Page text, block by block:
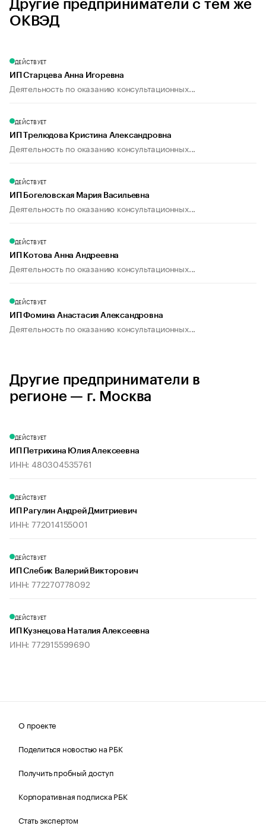
Другие предприниматели с тем же
ОКВЭД
ДЕЙСТВУЕТ
ИП Старцева Анна Игоревна
Деятельность по оказанию консультационных...
ДЕЙСТВУЕТ
ИП Трелюдова Кристина Александровна
Деятельность по оказанию консультационных...
ДЕЙСТВУЕТ
ИП Богеловская Мария Васильевна
Деятельность по оказанию консультационных...
ДЕЙСТВУЕТ
ИП Котова Анна Андреевна
Деятельность по оказанию консультационных...
ДЕЙСТВУЕТ
ИП Фомина Анастасия Александровна
Деятельность по оказанию консультационных...
Другие предприниматели в
регионе — г. Москва
ДЕЙСТВУЕТ
ИП Петрихина Юлия Алексеевна
ИНН: 480304535761
ДЕЙСТВУЕТ
ИП Рагулин Андрей Дмитриевич
ИНН: 772014155001
ДЕЙСТВУЕТ
ИП Слебик Валерий Викторович
ИНН: 772270778092
ДЕЙСТВУЕТ
ИП Кузнецова Наталия Алексеевна
ИНН: 772915599690
О проекте
Поделиться новостью на РБК
Получить пробный доступ
Корпоративная подписка РБК
Стать экспертом